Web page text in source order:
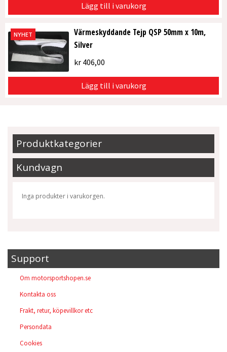
Lägg till i varukorg
NYHET
Värmeskyddande Tejp QSP 50mm x 10m,
Silver
kr406,00
Lägg till i varukorg
Produktkategorier
Kundvagn
Inga produkter i varukorgen.
Support
Om motorsportshopen.se
Kontakta oss
Frakt, retur, köpevillkor etc
Persondata
Cookies